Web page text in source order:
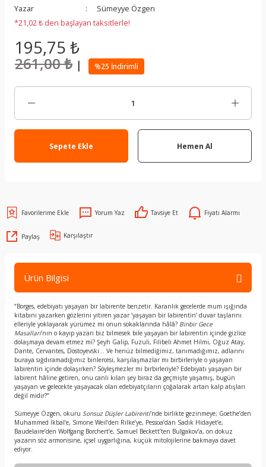
Yazar
Sümeyye Özgen
*21,02 ₺ den başlayan taksitlerle!
195,75 ₺
261,00 ₺ | %25 İndirimli
Sepete Ekle Hemen Al
Yorum Yaz Tavsiye Et Fiyatı Alarmı
Paylaş Karşılaştır
Ürün Bilgisi
“Borges, edebiyatı yaşayan bir labirente benzetir. Karanlık gecelerde mum ışığında
kitabını yazarken gözlerini yitiren yazar ‘yaşayan bir labirentin’ duvar taşlarını
elleriyle yoklayarak yürümez mi onun sokaklarında hâlâ? Binbir Gece
Masalları’nın o kayıp yazarı biz bilmesek bile yaşayan bir labirentin içinde gizlice
dolaşmaya devam etmez mi? Şeyh Galip, Fuzuli, Filibeli Ahmet Hilmi, Oğuz Atay,
Dante, Cervantes, Dostoyevski… Ve henüz bilmediğimiz, tanımadığımız, adlarını
buraya sığdıramadığımız binlercesi, karşılaşmazlar mı birbirleriyle o yaşayan
labirentin içinde dolaşırken? Söyleşmezler mi birbirleriyle? Edebiyatı yaşayan bir
labirent hâline getiren, onu canlı kılan şey biraz da geçmişte yaşamış, bugün
yaşayan ve gelecekte yaşayacak olan edebiyatçıların çoğalarak artan kalp atışları
değil midir?”
Sümeyye Özgen, okuru Sonsuz Düşler Labirenti’nde birlikte gezinmeye; Goethe’den
Muhammed İkbal’e, Simone Weil’den Rilke’ye, Pessoa’dan Sadık Hidayet’e,
Baudelaire’den Wolfgang Borchert’e, Samuel Beckett’ten Bulgakov’a, on dokuz
yazarın söz armonisine, içsel uygarlığına, küçük mitolojilerine bakmaya davet
ediyor.